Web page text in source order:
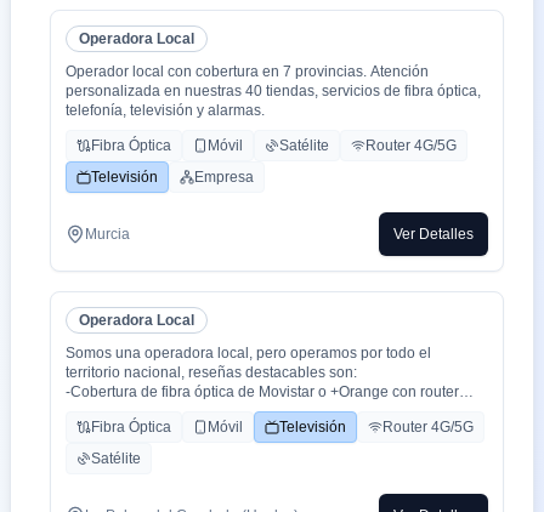
Operadora Local
Operador local con cobertura en 7 provincias. Atención
personalizada en nuestras 40 tiendas, servicios de fibra óptica,
telefonía, televisión y alarmas.
Fibra Óptica Móvil Satélite
Router 4G/5G
Televisión
Empresa
Murcia Ver Detalles
Operadora Local
Somos una operadora local, pero operamos por todo el
territorio nacional, reseñas destacables son:
-Cobertura de fibra óptica de Movistar o +Orange con router
-Cobertura movil con triple cobertura Orange, Yoigo y Movistar
-TV con todo el deporte o con toda la plataformas de cine y
series como Netflix, HBO, Amazon Prime, Apple TV, Disney+
-También somos colaboradores con alarmas de la marca ADT
Fibra Óptica Móvil Televisión
Router 4G/5G
Satélite